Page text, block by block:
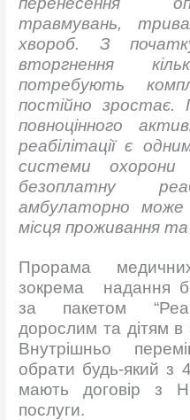
травмувань,
хвороб. З
вторгнення
потребують
постійно зростає.
повноцінного
реабілітації є
системи охорони
безоплатну
амбулаторно може
місця проживання та
Прорама
зокрема надання
за пакетом
дорослим та дітям
Внутрішньо
обрати будь-який з
мають договір з
послуги.